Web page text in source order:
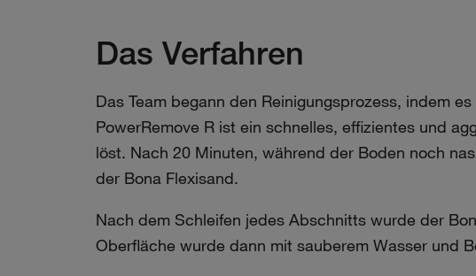
Das Verfahren
Das Team begann den Reinigungsprozess, indem
PowerRemove R ist ein schnelles, effizientes und
löst. Nach 20 Minuten, während der Boden noch
der Bona Flexisand.
Nach dem Schleifen jedes Abschnitts wurde der
Oberfläche wurde dann mit sauberem Wasser und